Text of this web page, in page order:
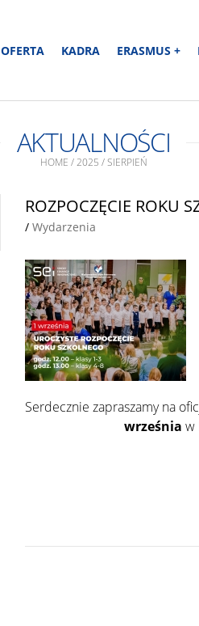
OFERTA KADRA ERASMUS +
AKTUALNOŚCI
HOME / 2025 / SIERPIEŃ
ROZPOCZĘCIE ROKU
/ Wydarzenia
Serdecznie zapraszamy na
września w